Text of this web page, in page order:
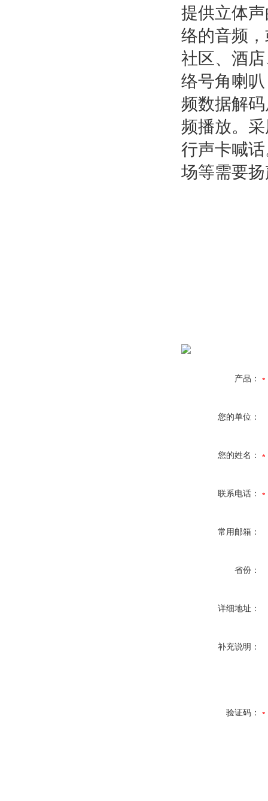
提供立体
络的音频
社区、酒
络号角喇
频数据解
频播放。
行声卡喊
场等需要
产品：
您的单位：
您的姓名：
联系电话：
常用邮箱：
省份：
详细地址：
补充说明：
验证码：